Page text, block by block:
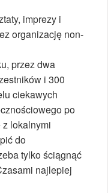
imprezy i
organizację non-
przez dwa
i 300
ciekawych
po
z lokalnymi
do
tylko ściągnąć
najlepiej